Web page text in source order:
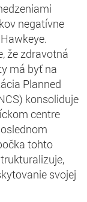
negatívne
že zdravotná
má byť na
Planned
konsoliduje
centre
tohto
svojej